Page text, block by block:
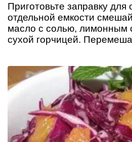
Приготовьте заправку для
отдельной емкости
масло с солью, лимонным
сухой горчицей.